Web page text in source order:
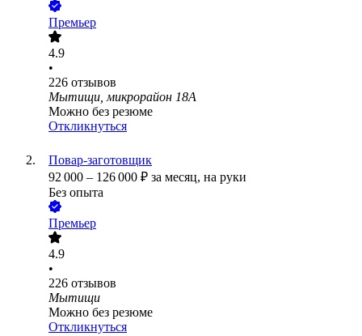
Премьер
4.9
•
226 отзывов
Мытищи, микрорайон 18А
Можно без резюме
Откликнуться
Повар-заготовщик
92 000 – 126 000 ₽ за месяц, на руки
Без опыта
Премьер
4.9
•
226 отзывов
Мытищи
Можно без резюме
Откликнуться